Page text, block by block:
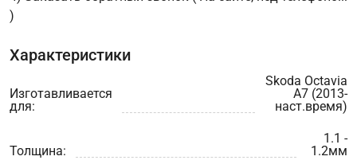
)
Характеристики
Изготавливается
для:
Skoda Octavia
A7 (2013-
наст.время)
Толщина:
1.1 -
1.2мм